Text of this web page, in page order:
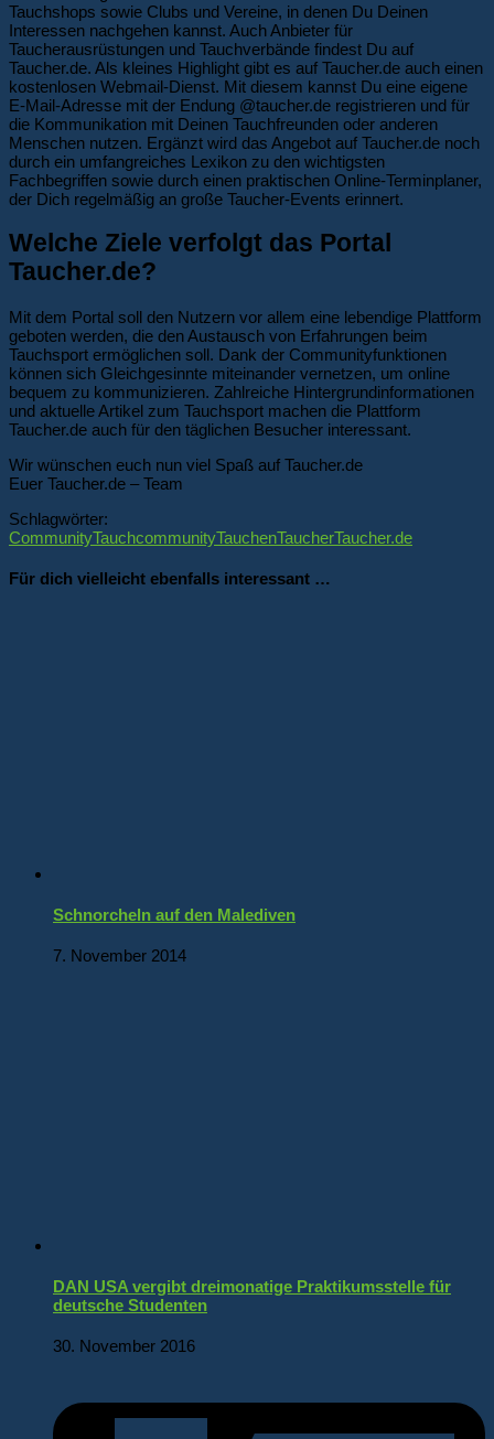
Tauchshops sowie Clubs und Vereine, in denen Du Deinen
Interessen nachgehen kannst. Auch Anbieter für
Taucherausrüstungen und Tauchverbände findest Du auf
Taucher.de. Als kleines Highlight gibt es auf Taucher.de auch einen
kostenlosen Webmail-Dienst. Mit diesem kannst Du eine eigene
E-Mail-Adresse mit der Endung @taucher.de registrieren und für
die Kommunikation mit Deinen Tauchfreunden oder anderen
Menschen nutzen. Ergänzt wird das Angebot auf Taucher.de noch
durch ein umfangreiches Lexikon zu den wichtigsten
Fachbegriffen sowie durch einen praktischen Online-Terminplaner,
der Dich regelmäßig an große Taucher-Events erinnert.
Welche Ziele verfolgt das Portal
Taucher.de?
Mit dem Portal soll den Nutzern vor allem eine lebendige Plattform
geboten werden, die den Austausch von Erfahrungen beim
Tauchsport ermöglichen soll. Dank der Communityfunktionen
können sich Gleichgesinnte miteinander vernetzen, um online
bequem zu kommunizieren. Zahlreiche Hintergrundinformationen
und aktuelle Artikel zum Tauchsport machen die Plattform
Taucher.de auch für den täglichen Besucher interessant.
Wir wünschen euch nun viel Spaß auf Taucher.de
Euer Taucher.de – Team
Schlagwörter:
CommunityTauchcommunityTauchenTaucherTaucher.de
Für dich vielleicht ebenfalls interessant …
Schnorcheln auf den Malediven
7. November 2014
DAN USA vergibt dreimonatige Praktikumsstelle für
deutsche Studenten
30. November 2016